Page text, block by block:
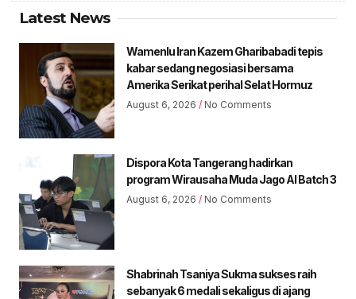
Latest News
Wamenlu Iran Kazem Gharibabadi tepis
kabar sedang negosiasi bersama
Amerika Serikat perihal Selat Hormuz
August 6, 2026 No Comments
Dispora Kota Tangerang hadirkan
program Wirausaha Muda Jago AI Batch 3
August 6, 2026 No Comments
Shabrinah Tsaniya Sukma sukses raih
sebanyak 6 medali sekaligus di ajang